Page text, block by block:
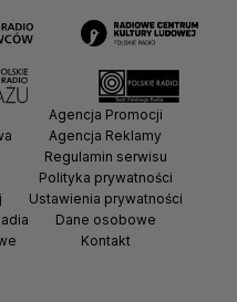
Agencja Promocji
Agencja Reklamy
Regulamin serwisu
Polityka prywatności
Ustawienia prywatności
Dane osobowe
Kontakt